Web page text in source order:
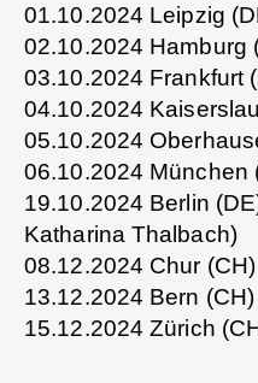
01.10.2024 Leipzig
02.10.2024 Hamburg
03.10.2024 Frankfurt
04.10.2024
05.10.2024
06.10.2024 München
19.10.2024 Berlin
Katharina Thalbach)
08.12.2024 Chur
13.12.2024 Bern
15.12.2024 Zürich